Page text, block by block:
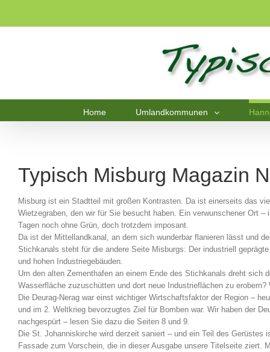
Home Umlandkommunen
Typisch Misburg Magazin
Misburg ist ein Stadtteil mit großen Kontrasten. Da ist einerseits das
Wietzegraben, den wir für Sie besucht haben. Ein verwunschener Ort –
Tagen noch ohne Grün, doch trotzdem imposant.
Da ist der Mittellandkanal, an dem sich wunderbar flanieren lässt und
Stichkanals steht für die andere Seite Misburgs: Der industriell
und hohen Industriegebäuden.
Um den alten Zementhafen an einem Ende des Stichkanals dreht
Wasserfläche zuzuschütten und dort neue Industrieflächen zu
Die Deurag-Nerag war einst wichtiger Wirtschaftsfaktor der Region –
und im 2. Weltkrieg bevorzugtes Ziel für Bomben war. Wir haben der
nachgespürt – lesen Sie dazu die Seiten 8 und 9.
Die St. Johanniskirche wird derzeit saniert – und ein Teil des Gerüstes
Fassade zum Vorschein, die in dieser Ausgabe unsere Titelseite ziert.